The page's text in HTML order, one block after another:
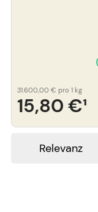
15,80 €¹
31.600,00 € pro 1 kg